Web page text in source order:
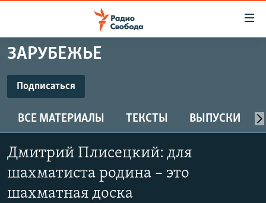
упрощенного
Вернуться
основному
содержанию
Вернутся
главной
навигации
ПОДКАСТЫ
МНЕНИЯ
КУЛЬТУРА
IDEL.РЕАЛИИ
ЗАРУБЕЖЬЕ
Подписаться
CastBox
ВСЕ МАТЕРИАЛЫ ТЕКСТЫ ВЫПУСКИ
Дмитрий Плисецкий: для
шахматиста родина – это
шахматная доска